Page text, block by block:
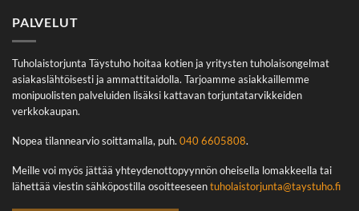
PALVELUT
Tuholaistorjunta Täystuho hoitaa kotien ja yritysten tuholaisongelmat
asiakaslähtöisesti ja ammattitaidolla. Tarjoamme asiakkaillemme
monipuolisten palveluiden lisäksi kattavan torjuntatarvikkeiden
verkkokaupan.
Nopea tilannearvio soittamalla, puh. 040 6605808.
Meille voi myös jättää yhteydenottopyynnön oheisella lomakkeella tai
lähettää viestin sähköpostilla osoitteeseentuholaistorjunta@taystuho.fi